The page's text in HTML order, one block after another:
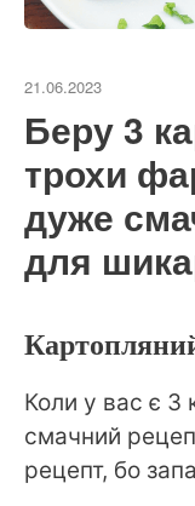
21.06.2023
Беру 3
трохи
дуже
для
Коли у вас є 3
смачний
рецепт, бо